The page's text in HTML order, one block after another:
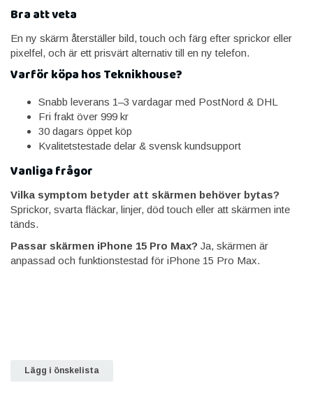
Bra att veta
En ny skärm återställer bild, touch och färg efter sprickor eller
pixelfel, och är ett prisvärt alternativ till en ny telefon.
Varför köpa hos Teknikhouse?
Snabb leverans 1–3 vardagar med PostNord & DHL
Fri frakt över 999 kr
30 dagars öppet köp
Kvalitetstestade delar & svensk kundsupport
Vanliga frågor
Vilka symptom betyder att skärmen behöver bytas?
Sprickor, svarta fläckar, linjer, död touch eller att skärmen inte
tänds.
Passar skärmen iPhone 15 Pro Max? Ja, skärmen är
anpassad och funktionstestad för iPhone 15 Pro Max.
Lägg i önskelista